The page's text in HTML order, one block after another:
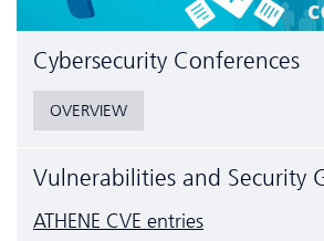
Cyber­security Conferences
OVERVIEW
Vulnerabilities and Security
ATHENE CVE entries